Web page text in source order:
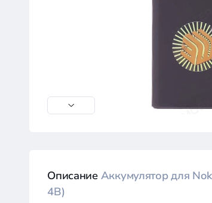
Описание Аккумулятор для
4B)